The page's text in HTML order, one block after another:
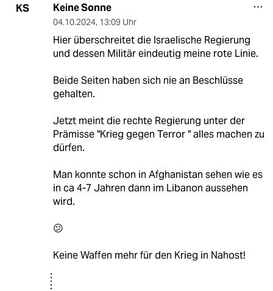
KS Keine Sonne
04.10.2024, 13:09 Uhr
Hier überschreitet die Israelische Regierung
und dessen Militär eindeutig meine rote Linie.
Beide Seiten haben sich nie an Beschlüsse
gehalten.
Jetzt meint die rechte Regierung unter der
Prämisse "Krieg gegen Terror " alles machen zu
dürfen.
Man konnte schon in Afghanistan sehen wie es
in ca 4-7 Jahren dann im Libanon aussehen
wird.
😕
Keine Waffen mehr für den Krieg in Nahost!